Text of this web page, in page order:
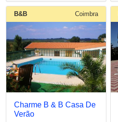
B&B Coimbra
Charme B & B Casa De
Verão